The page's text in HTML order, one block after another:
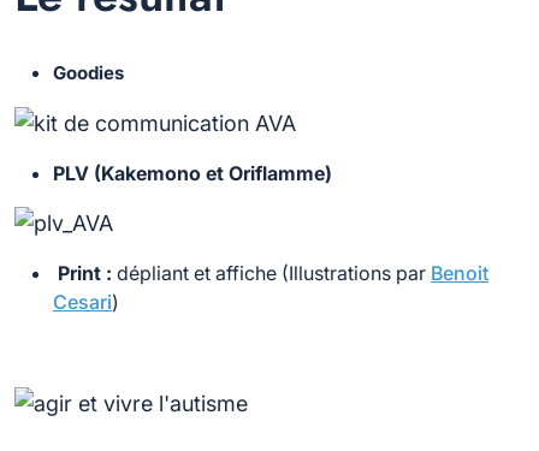
Goodies
PLV (Kakemono et Oriflamme)
Print : dépliant et affiche (Illustrations par Benoit
Cesari)